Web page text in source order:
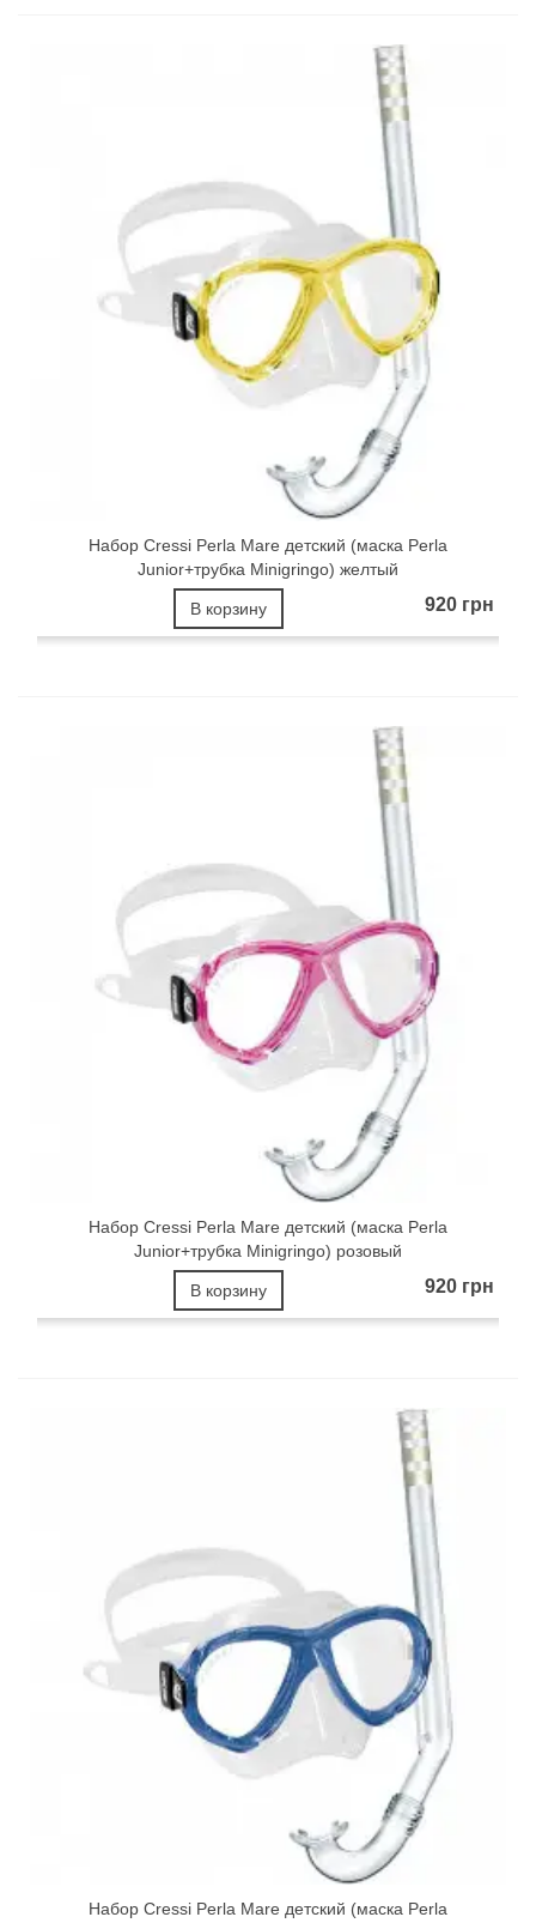
Набор Cressi Perla Mare детский (маска Perla
Junior+трубка Minigringo) желтый
920 грн
В корзину
Набор Cressi Perla Mare детский (маска Perla
Junior+трубка Minigringo) розовый
920 грн
В корзину
Набор Cressi Perla Mare детский (маска Perla